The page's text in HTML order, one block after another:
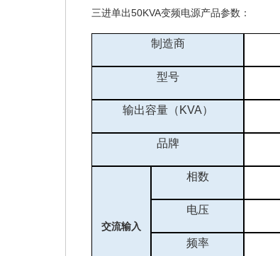
三进单出50KVA变频电源产品参数：
制造商
型号
输出容量（ KVA）
品牌
交流输入
相数
电压
频率